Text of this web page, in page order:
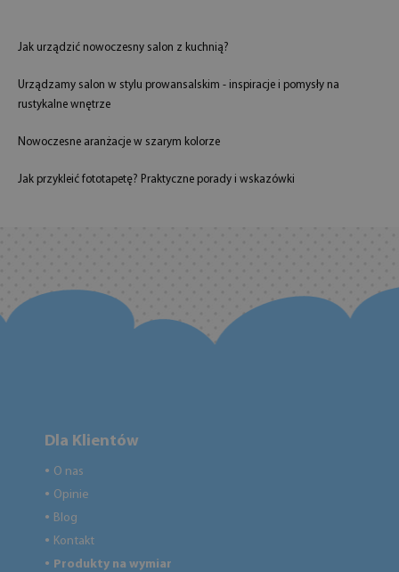
Jak urządzić nowoczesny salon z kuchnią?
Urządzamy salon w stylu prowansalskim - inspiracje i pomysły na
rustykalne wnętrze
Nowoczesne aranżacje w szarym kolorze
Jak przykleić fototapetę? Praktyczne porady i wskazówki
Dla Klientów
● O nas
● Opinie
● Blog
● Kontakt
● Produkty na wymiar